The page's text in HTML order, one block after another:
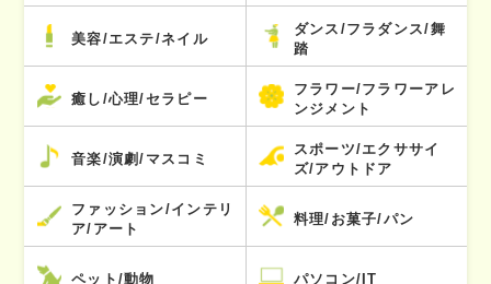
美容/エステ/ネイル
ダンス/フラダンス/舞
踏
癒し/心理/セラピー
フラワー/フラワーアレ
ンジメント
音楽/演劇/マスコミ
スポーツ/エクササイ
ズ/アウトドア
ファッション/インテリ
ア/アート
料理/お菓子/パン
ペット/動物 パソコン/IT